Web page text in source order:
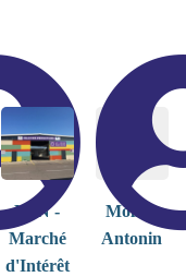
MIN -
Marché
d'Intérêt
Molino
Antonin